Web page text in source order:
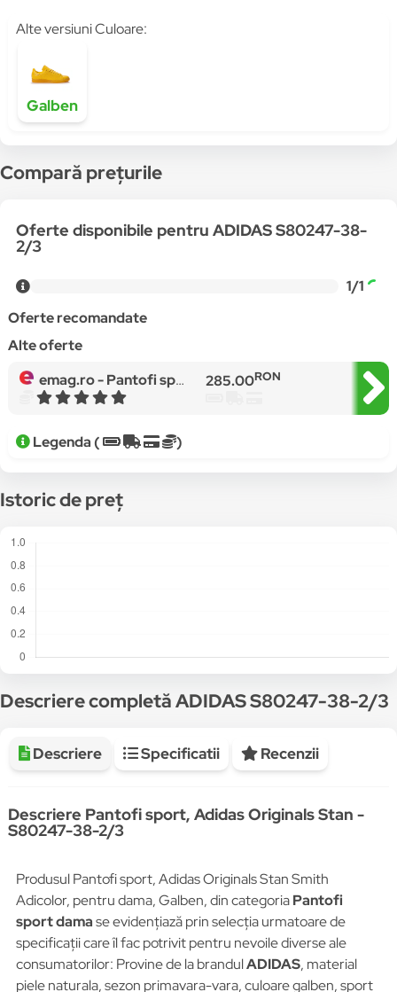
Alte versiuni Culoare:
Galben
Compară prețurile
Oferte disponibile pentru ADIDAS S80247-38-
2/3
1/1
Oferte recomandate
Alte oferte
emag.ro -Pantofi sport, Adidas Originals Stan Smith Adicolor, pentru dama, Galben 285.00RON
Legenda ( )
Istoric de preț
Descriere completă ADIDAS S80247-38-2/3
Descriere Specificatii Recenzii
Descriere Pantofi sport, Adidas Originals Stan -
S80247-38-2/3
Produsul Pantofi sport, Adidas Originals Stan Smith
Adicolor, pentru dama, Galben, din categoriaPantofi
sport damase evidențiază prin selecția urmatoare de
specificații care îl fac potrivit pentru nevoile diverse ale
consumatorilor: Provine de la brandulADIDAS, material
piele naturala, sezon primavara-vara, culoare galben, sport